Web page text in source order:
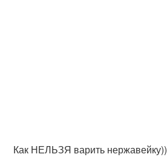
Как НЕЛЬЗЯ варить нержавейку))